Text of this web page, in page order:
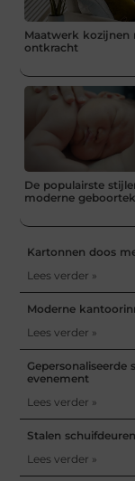
Maatwerk kozijnen
ontkracht
De populairste
moderne
Kartonnen doos
Lees verder »
Moderne
Lees verder »
Gepersonaliseerde
evenement
Lees verder »
Stalen
Lees verder »